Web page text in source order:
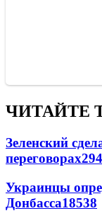
ЧИТАЙТЕ
Зеленский
переговорах
Украинцы
Донбасса18538